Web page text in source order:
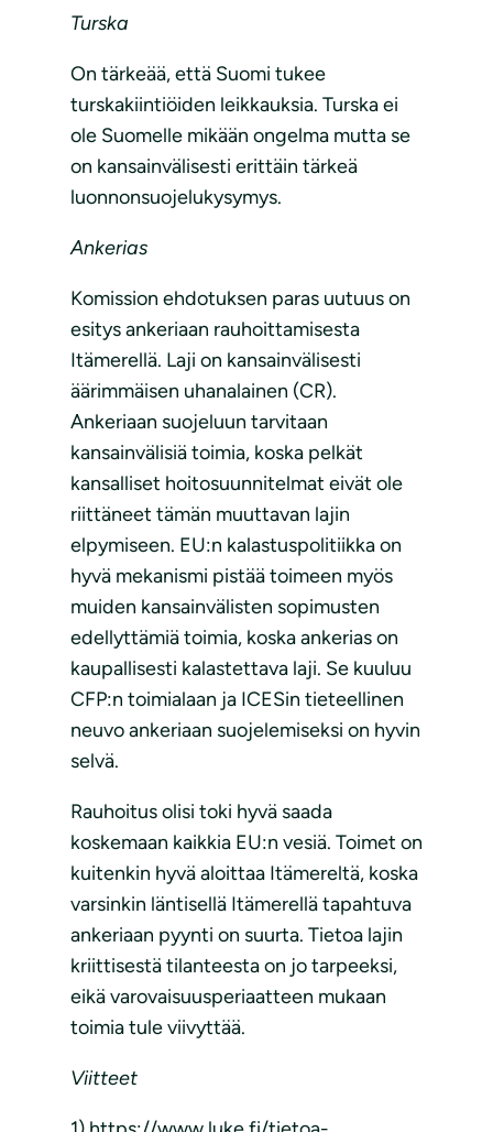
Turska
On tärkeää, että Suomi tukee
turskakiintiöiden leikkauksia. Turska ei
ole Suomelle mikään ongelma mutta se
on kansainvälisesti erittäin tärkeä
luonnonsuojelukysymys.
Ankerias
Komission ehdotuksen paras uutuus on
esitys ankeriaan rauhoittamisesta
Itämerellä. Laji on kansainvälisesti
äärimmäisen uhanalainen (CR).
Ankeriaan suojeluun tarvitaan
kansainvälisiä toimia, koska pelkät
kansalliset hoitosuunnitelmat eivät ole
riittäneet tämän muuttavan lajin
elpymiseen. EU:n kalastuspolitiikka on
hyvä mekanismi pistää toimeen myös
muiden kansainvälisten sopimusten
edellyttämiä toimia, koska ankerias on
kaupallisesti kalastettava laji. Se kuuluu
CFP:n toimialaan ja ICESin tieteellinen
neuvo ankeriaan suojelemiseksi on hyvin
selvä.
Rauhoitus olisi toki hyvä saada
koskemaan kaikkia EU:n vesiä. Toimet on
kuitenkin hyvä aloittaa Itämereltä, koska
varsinkin läntisellä Itämerellä tapahtuva
ankeriaan pyynti on suurta. Tietoa lajin
kriittisestä tilanteesta on jo tarpeeksi,
eikä varovaisuusperiaatteen mukaan
toimia tule viivyttää.
Viitteet